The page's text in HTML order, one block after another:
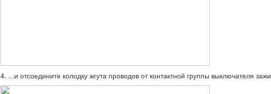
4. ...и отсоедините колодку жгута прово­дов от контактной группы выключателя